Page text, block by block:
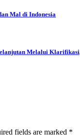
Mal di Indonesia
Melalui
fields are marked *